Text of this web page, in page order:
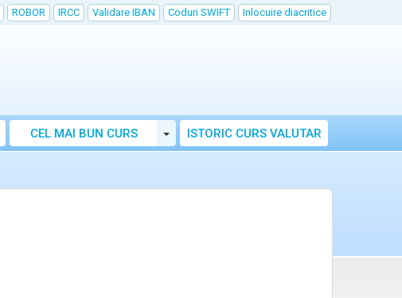
ROBOR IRCC Validare IBAN Coduri SWIFT Inlocuire diacritice
CEL MAI BUN CURS Toggle Dropdown
ISTORIC CURS VALUTAR